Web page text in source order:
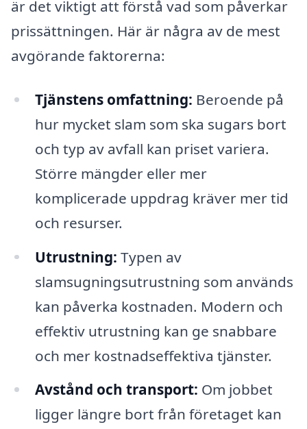
är det viktigt att förstå vad som påverkar
prissättningen. Här är några av de mest
avgörande faktorerna:
Tjänstens omfattning: Beroende på
hur mycket slam som ska sugars bort
och typ av avfall kan priset variera.
Större mängder eller mer
komplicerade uppdrag kräver mer tid
och resurser.
Utrustning: Typen av
slamsugningsutrustning som används
kan påverka kostnaden. Modern och
effektiv utrustning kan ge snabbare
och mer kostnadseffektiva tjänster.
Avstånd och transport: Om jobbet
ligger längre bort från företaget kan